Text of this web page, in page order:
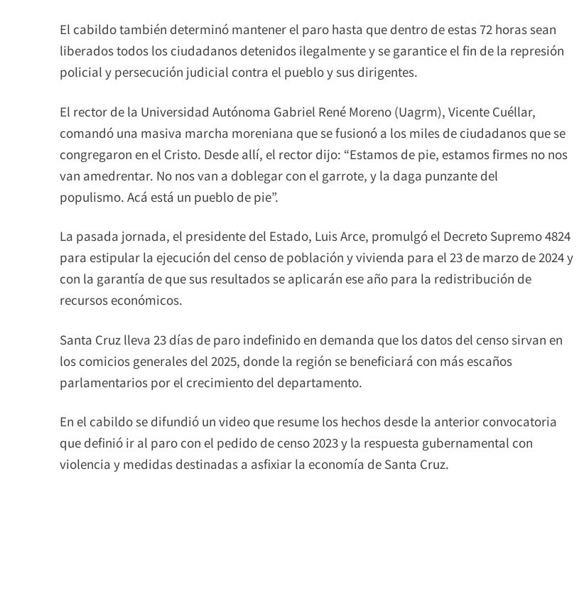
El cabildo también determinó mantener el paro hasta que dentro de estas 72 horas sean
liberados todos los ciudadanos detenidos ilegalmente y se garantice el fin de la represión
policial y persecución judicial contra el pueblo y sus dirigentes.
El rector de la Universidad Autónoma Gabriel René Moreno (Uagrm), Vicente Cuéllar,
comandó una masiva marcha moreniana que se fusionó a los miles de ciudadanos que se
congregaron en el Cristo. Desde allí, el rector dijo: “Estamos de pie, estamos firmes no nos
van amedrentar. No nos van a doblegar con el garrote, y la daga punzante del
populismo. Acá está un pueblo de pie”.
La pasada jornada, el presidente del Estado, Luis Arce, promulgó el Decreto Supremo 4824
para estipular la ejecución del censo de población y vivienda para el 23 de marzo de 2024 y
con la garantía de que sus resultados se aplicarán ese año para la redistribución de
recursos económicos.
Santa Cruz lleva 23 días de paro indefinido en demanda que los datos del censo sirvan en
los comicios generales del 2025, donde la región se beneficiará con más escaños
parlamentarios por el crecimiento del departamento.
En el cabildo se difundió un video que resume los hechos desde la anterior convocatoria
que definió ir al paro con el pedido de censo 2023 y la respuesta gubernamental con
violencia y medidas destinadas a asfixiar la economía de Santa Cruz.